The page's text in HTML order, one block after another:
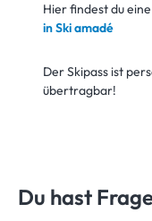
Hier findest du
in Ski amadé
Der Skipass ist
übertragbar!
Du hast